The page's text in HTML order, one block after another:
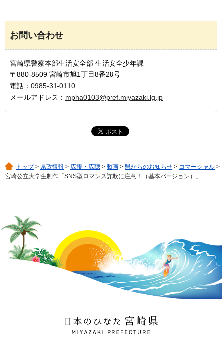
お問い合わせ
宮崎県警察本部生活安全部 生活安全少年課
〒880-8509 宮崎市旭1丁目8番28号
電話： 0985-31-0110
メールアドレス： mpha0103@pref.miyazaki.lg.jp
トップ> 県政情報 > 広報・広聴 > 動画 > 県からのお知らせ > コマーシャル >
宮崎公立大学生制作「SNS型ロマンス詐欺に注意！（基本バージョン）」
日本のひなた 宮崎県
MIYAZAKI PREFECTURE